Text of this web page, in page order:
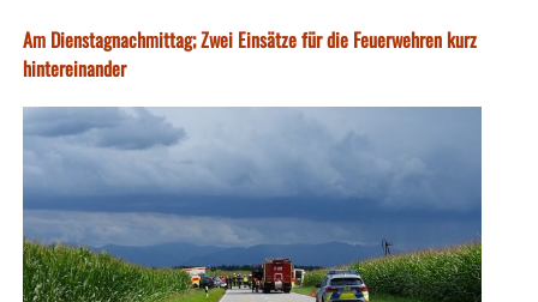
Am Dienstagnachmittag; Zwei Einsätze für die Feuerwehren kurz
hintereinander